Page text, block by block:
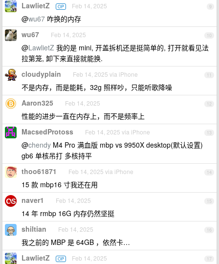
9
LawlietZ OP Feb 14, 2025
@wu67 咋换的内存
10
wu67 Feb 14, 2025
@LawlietZ 我的是 mini, 开盖拆机还是挺简单的, 打开就看见法
拉第笼, 卸下来直接就能换.
11
cloudyplain Feb 14, 2025 via iPhone
不是内存，而是能耗，32g 照样吵，只能听歌降噪
12
Aaron325 Feb 14, 2025
性能的进步一直在内存上，而不是频率上
13
MacsedProtoss Feb 14, 2025 via iPhone
@chendy M4 Pro 满血版 mbp vs 9950X desktop(默认设置)
gb6 单核吊打 多核持平
14
thoo61871 Feb 14, 2025 via iPhone
15 款 mbp16 寸我还在用
15
naver1 Feb 14, 2025
14 年 rmbp 16G 内存仍然坚挺
16
shiltian Feb 14, 2025
我之前的 MBP 是 64GB ，依然卡…
17
LawlietZ OP Feb 14, 2025